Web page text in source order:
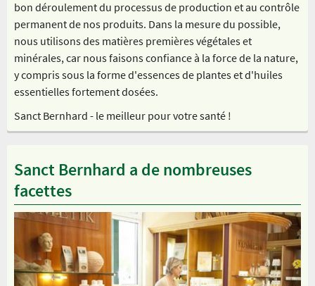
bon déroulement du processus de production et au contrôle
permanent de nos produits. Dans la mesure du possible,
nous utilisons des matières premières végétales et
minérales, car nous faisons confiance à la force de la nature,
y compris sous la forme d'essences de plantes et d'huiles
essentielles fortement dosées.
Sanct Bernhard - le meilleur pour votre santé !
Sanct Bernhard a de nombreuses
facettes